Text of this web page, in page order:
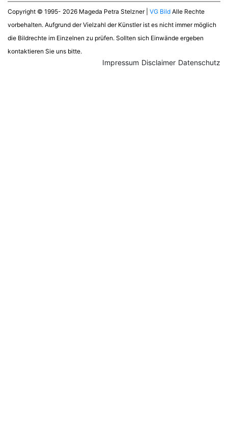
Copyright © 1995- 2026 Mageda Petra Stelzner | VG Bild Alle Rechte
vorbehalten. Aufgrund der Vielzahl der Künstler ist es nicht immer möglich
die Bildrechte im Einzelnen zu prüfen. Sollten sich Einwände ergeben
kontaktieren Sie uns bitte.
Datenschutz
Disclaimer
Impressum